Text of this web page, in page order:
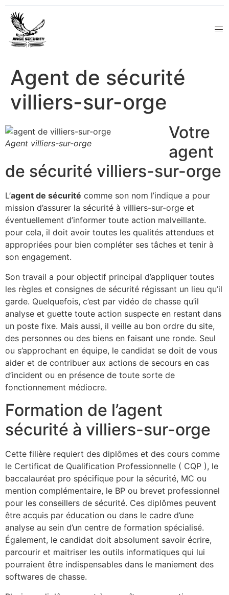
Agent de sécurité
villiers-sur-orge
Agent villiers-sur-orge
Votre
agent
de sécurité villiers-sur-orge
L’agent de sécurité comme son nom l’indique a pour
mission d’assurer la sécurité à villiers-sur-orge et
éventuellement d’informer toute action malveillante.
pour cela, il doit avoir toutes les qualités attendues et
appropriées pour bien compléter ses tâches et tenir à
son engagement.
Son travail a pour objectif principal d’appliquer toutes
les règles et consignes de sécurité régissant un lieu qu’il
garde. Quelquefois, c’est par vidéo de chasse qu’il
analyse et guette toute action suspecte en restant dans
un poste fixe. Mais aussi, il veille au bon ordre du site,
des personnes ou des biens en faisant une ronde. Seul
ou s’approchant en équipe, le candidat se doit de vous
aider et de contribuer aux actions de secours en cas
d’incident ou en présence de toute sorte de
fonctionnement médiocre.
Formation de l’agent
sécurité à villiers-sur-orge
Cette filière requiert des diplômes et des cours comme
le Certificat de Qualification Professionnelle ( CQP ), le
baccalauréat pro spécifique pour la sécurité, MC ou
mention complémentaire, le BP ou brevet professionnel
pour les conseillers de sécurité. Ces diplômes peuvent
être acquis par éducation ou dans le cadre d’une
analyse au sein d’un centre de formation spécialisé.
Également, le candidat doit absolument savoir écrire,
parcourir et maitriser les outils informatiques qui lui
pourraient être indispensables dans le maniement des
softwares de chasse.